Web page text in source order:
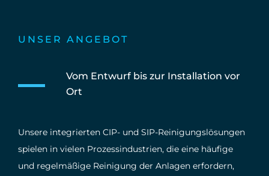
UNSER ANGEBOT
Vom Entwurf bis zur Installation vor
Ort
Unsere integrierten CIP- und SIP-Reinigungslösungen
spielen in vielen Prozessindustrien, die eine häufige
und regelmäßige Reinigung der Anlagen erfordern,